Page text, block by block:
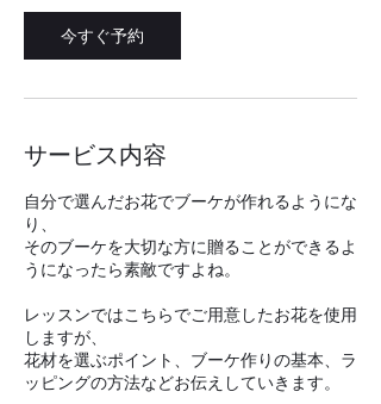
今すぐ予約
サービス内容
自分で選んだお花でブーケが作れるようにな
り、
そのブーケを大切な方に贈ることができるよ
うになったら素敵ですよね。
レッスンではこちらでご用意したお花を使用
しますが、
花材を選ぶポイント、ブーケ作りの基本、ラ
ッピングの方法などお伝えしていきます。